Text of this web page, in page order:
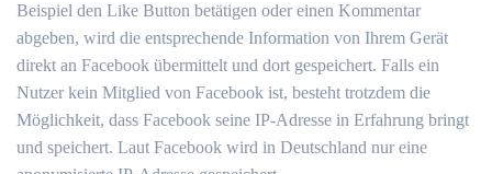
Beispiel den Like Button betätigen oder einen Kommentar
abgeben, wird die entsprechende Information von Ihrem Gerät
direkt an Facebook übermittelt und dort gespeichert. Falls ein
Nutzer kein Mitglied von Facebook ist, besteht trotzdem die
Möglichkeit, dass Facebook seine IP-Adresse in Erfahrung bringt
und speichert. Laut Facebook wird in Deutschland nur eine